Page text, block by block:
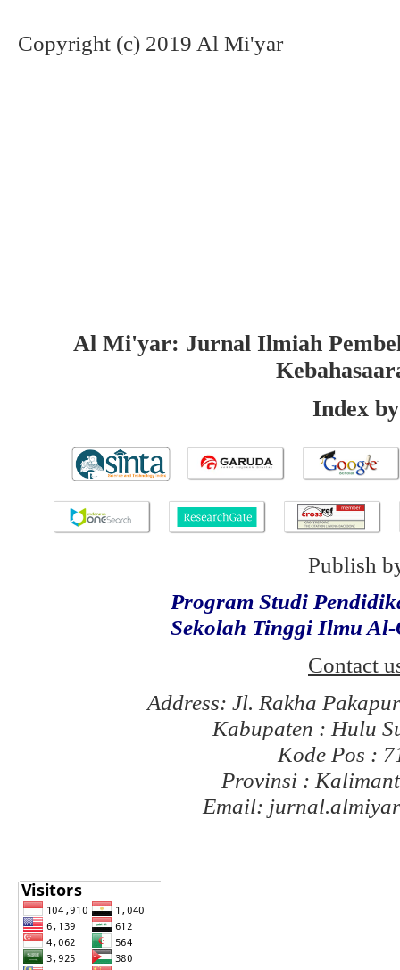
Copyright (c) 2019 Al Mi'yar
Al Mi'yar: Jurnal Ilmiah
Index by
Publish
Program Studi
Sekolah Tinggi Ilmu
Contact
Address: Jl. Rakha
Kabupaten : Hulu
Kode Pos :
Provinsi :
Email: